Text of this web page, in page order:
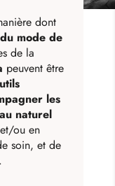
dont
mode de
de la
peuvent être
les
naturel
ou en
soin, et de